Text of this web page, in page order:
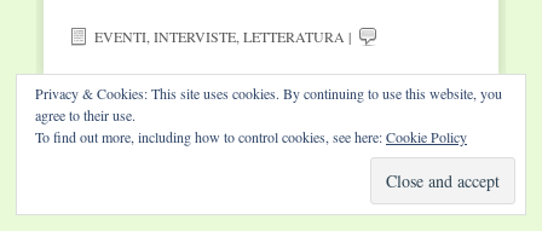
EVENTI,INTERVISTE,LETTERATURA |
Privacy & Cookies: This site uses cookies. By continuing to use this website, you
agree to their use.
To find out more, including how to control cookies, see here:Cookie Policy